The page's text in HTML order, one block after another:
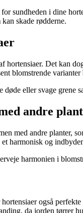
sundheden i dine
skade rødderne.
hortensiaer. Det kan
blomstrende
eller svage grene
andre
med andre planter,
harmonisk og
harmonien i
også
da jorden tørrer